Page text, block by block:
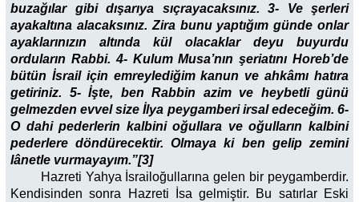
buzağılar gibi dışarıya sıçrayacaksınız. 3- Ve şerleri
ayakaltına alacaksınız. Zira bunu yaptığım günde onlar
ayaklarınızın altında kül olacaklar deyu buyurdu
orduların Rabbi. 4- Kulum Musa’nın şeriatını Horeb’de
bütün İsrail için emreylediğim kanun ve ahkâmı hatıra
getiriniz. 5- İşte, ben Rabbin azim ve heybetli günü
gelmezden evvel size İlya peygamberi irsal edeceğim. 6-
O dahi pederlerin kalbini oğullara ve oğulların kalbini
pederlere döndürecektir. Olmaya ki ben gelip zemini
lânetle vurmayayım.”[3]
Hazreti Yahya İsrailoğullarına gelen bir peygamberdir.
Kendisinden sonra Hazreti İsa gelmiştir. Bu satırlar Eski